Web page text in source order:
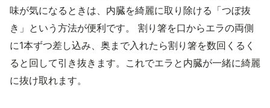
味が気になるときは、内臓を綺麗に取り除ける「つぼ抜
き」という方法が便利です。 割り箸を口からエラの両側
に1本ずつ差し込み、奥まで入れたら割り箸を数回くるく
ると回して引き抜きます。これでエラと内臓が一緒に綺麗
に抜け取れます。